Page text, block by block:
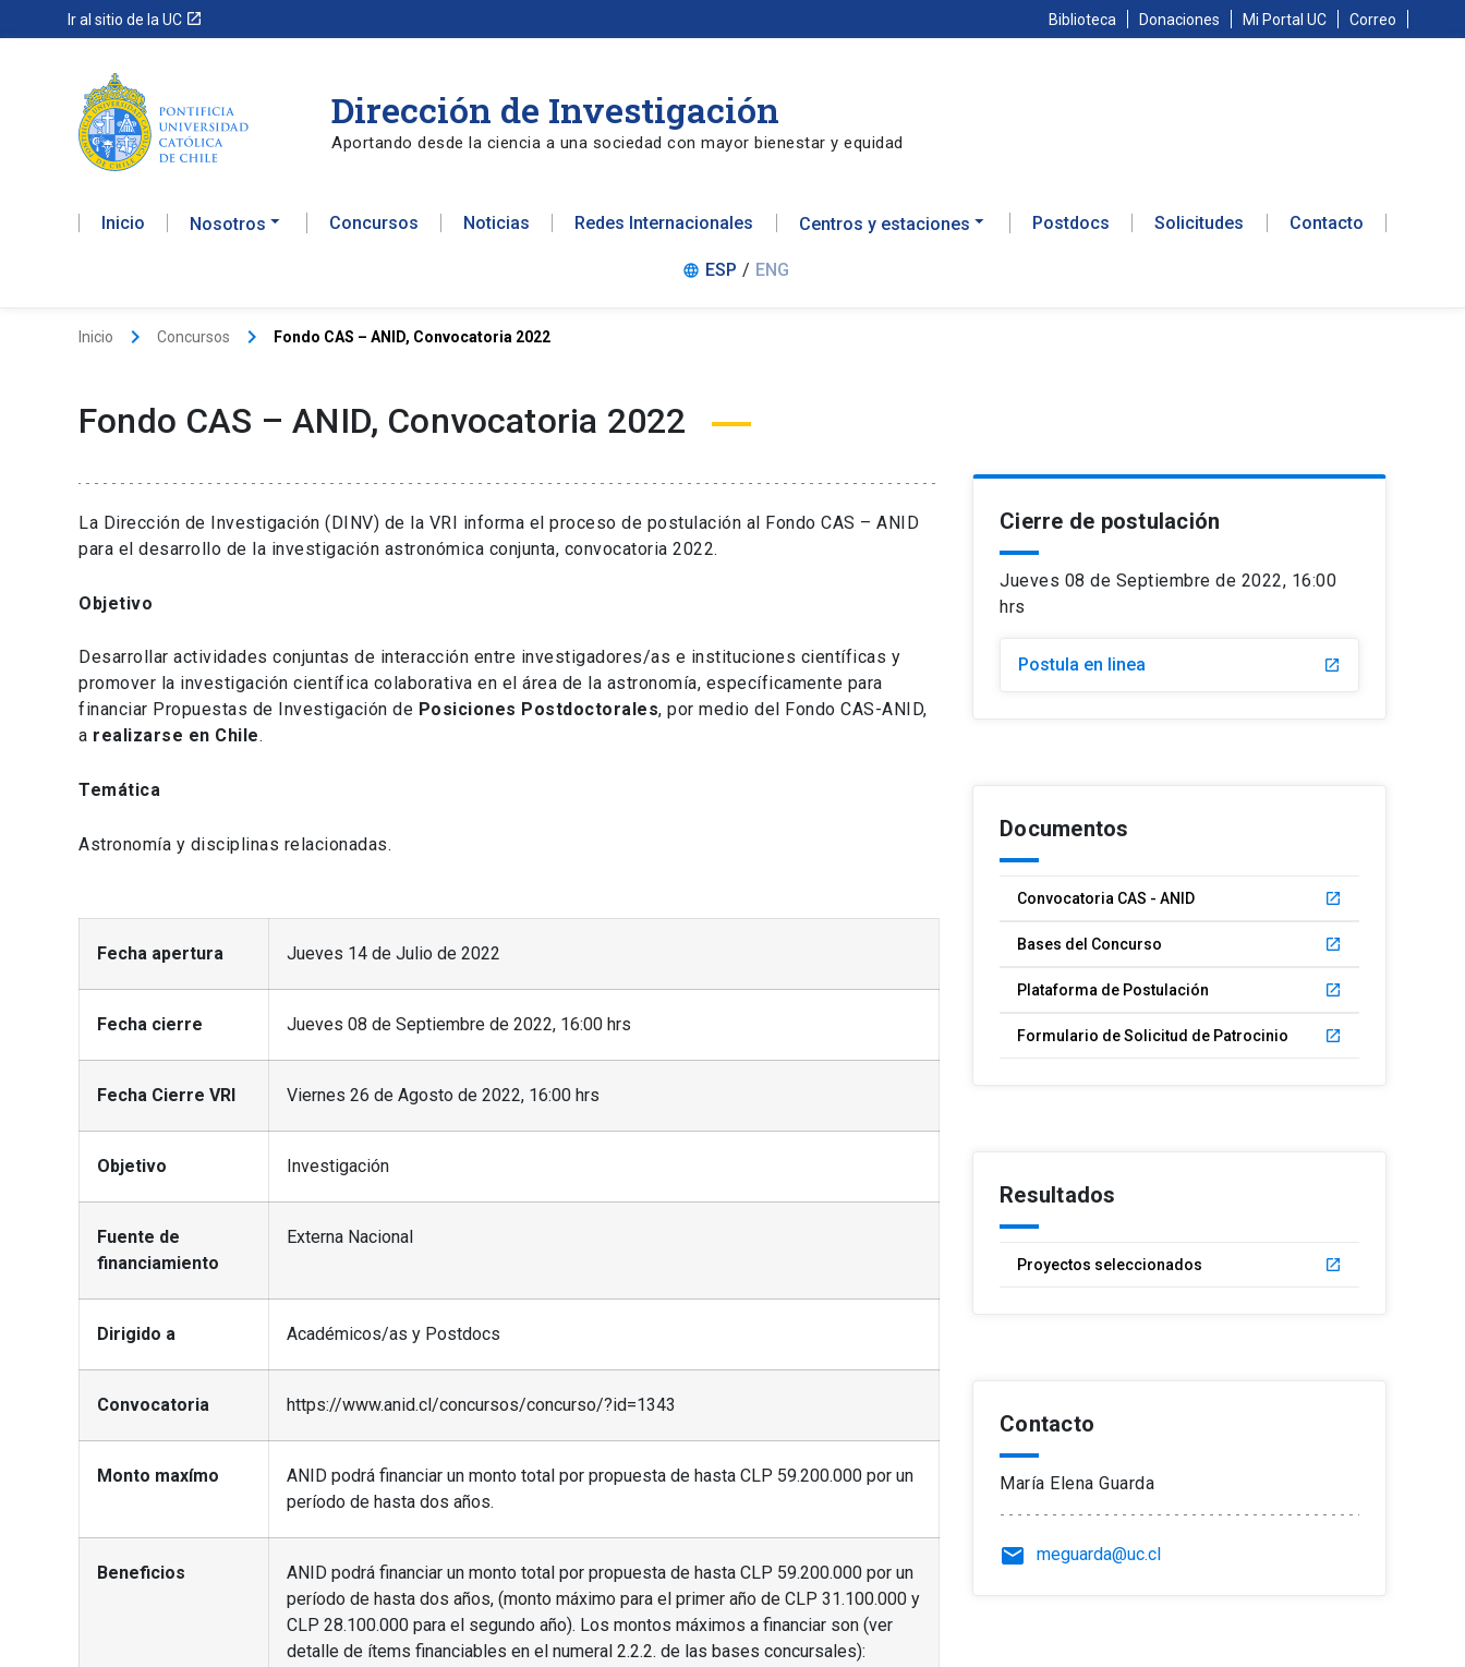
Ir al sitio de la UC launch Biblioteca Donaciones Mi Portal UC Correo
Dirección de Investigación
Aportando desde la ciencia a una sociedad con mayor bienestar y equidad
Inicio Nosotros Concursos Noticias Redes Internacionales Centros y estaciones Postdocs Solicitudes Contacto
language ESP / ENG
Inicio keyboard_arrow_right Concursos keyboard_arrow_right Fondo CAS – ANID, Convocatoria 2022
Fondo CAS – ANID, Convocatoria 2022
La Dirección de Investigación (DINV) de la VRI informa el proceso de postulación al Fondo CAS – ANID
para el desarrollo de la investigación astronómica conjunta, convocatoria 2022.
Objetivo
Desarrollar actividades conjuntas de interacción entre investigadores/as e instituciones científicas y
promover la investigación científica colaborativa en el área de la astronomía, específicamente para
financiar Propuestas de Investigación de Posiciones Postdoctorales, por medio del Fondo CAS-ANID,
a realizarse en Chile.
Temática
Astronomía y disciplinas relacionadas.
Fecha apertura Jueves 14 de Julio de 2022
Fecha cierre Jueves 08 de Septiembre de 2022, 16:00 hrs
Fecha Cierre VRI Viernes 26 de Agosto de 2022, 16:00 hrs
Objetivo Investigación
Fuente de
financiamiento
Externa Nacional
Dirigido a Académicos/as y Postdocs
Convocatoria https://www.anid.cl/concursos/concurso/?id=1343
Monto maxímo
ANID podrá financiar un monto total por propuesta de hasta CLP 59.200.000 por un
período de hasta dos años.
Beneficios
ANID podrá financiar un monto total por propuesta de hasta CLP 59.200.000 por un
período de hasta dos años, (monto máximo para el primer año de CLP 31.100.000 y
CLP 28.100.000 para el segundo año). Los montos máximos a financiar son (ver
detalle de ítems financiables en el numeral 2.2.2. de las bases concursales):
Cierre de postulación
Jueves 08 de Septiembre de 2022, 16:00
hrs
Postula en linea launch
Documentos
Convocatoria CAS - ANID launch
Bases del Concurso launch
Plataforma de Postulación launch
Formulario de Solicitud de Patrocinio launch
Resultados
Proyectos seleccionados launch
Contacto
María Elena Guarda
email meguarda@uc.cl